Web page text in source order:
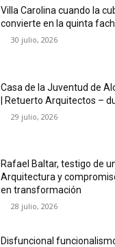
Villa Carolina cuando la
convierte en la quinta
30 julio, 2026
Casa de la Juventud de
| Retuerto Arquitectos –
29 julio, 2026
Rafael Baltar, testigo de
Arquitectura y
en transformación
28 julio, 2026
Disfuncional